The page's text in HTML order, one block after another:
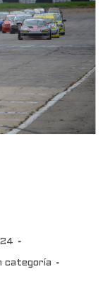
categoría